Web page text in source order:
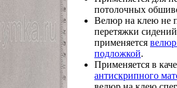
потолочных
Велюр на клею не
перетяжки
применяется
подложкой.
Применяется в
антискрипного